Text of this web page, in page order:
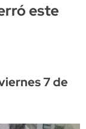
este
7 de